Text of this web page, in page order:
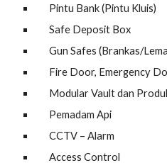
Pintu Bank (Pintu Kluis)
Safe Deposit Box
Gun Safes (Brankas/
Fire Door, Emergency
Modular Vault dan
Pemadam Api
CCTV – Alarm
Access Control